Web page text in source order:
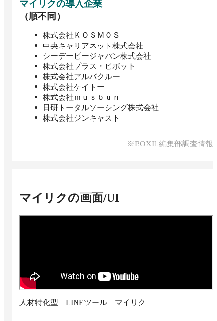
マイリクの導入企業
（順不同）
株式会社ＫＯＳＭＯＳ
中央キャリアネット株式会社
シーデーピージャパン株式会社
株式会社プラス・ピボット
株式会社アルバクルー
株式会社ケイトー
株式会社ｍｕｓｂｕｎ
日研トータルソーシング株式会社
株式会社ジンキャスト
※BOXIL編集部調査情報
マイリクの画面/UI
人材特化型 LINEツール マイリク